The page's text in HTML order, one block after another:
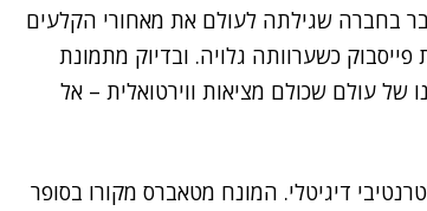
בחברה שגילתה לעולם את מאחורי הקלעים
כשערוותה גלויה. ובדיוק מתמונת
של עולם שכולם מציאות ווירטואלית – אל
דיגיטלי. המונח מטאברס מקורו בסופר